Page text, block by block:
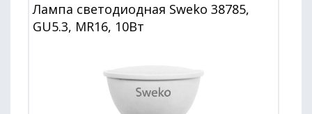
Лампа светодиодная Sweko 38785,
GU5.3, MR16, 10Вт